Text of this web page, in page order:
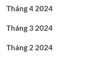
Tháng 4 2024
Tháng 3 2024
Tháng 2 2024